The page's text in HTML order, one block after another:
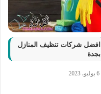
افضل شركات تنظيف المنازل
بجدة
6 يوليو، 2023